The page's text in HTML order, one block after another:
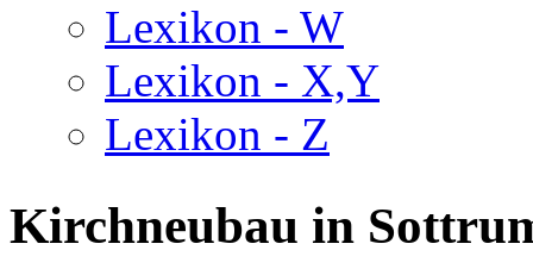
Lexikon - W
Lexikon - X,Y
Lexikon - Z
Kirchneubau in